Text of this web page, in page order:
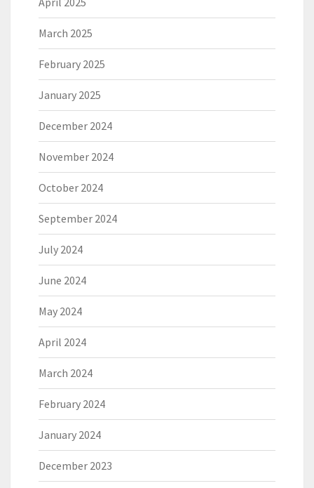
March 2025
February 2025
January 2025
December 2024
November 2024
October 2024
September 2024
July 2024
June 2024
May 2024
April 2024
March 2024
February 2024
January 2024
December 2023